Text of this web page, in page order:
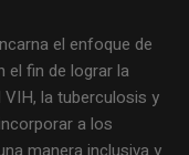
el enfoque de
el fin de lograr la
la tuberculosis y
a los